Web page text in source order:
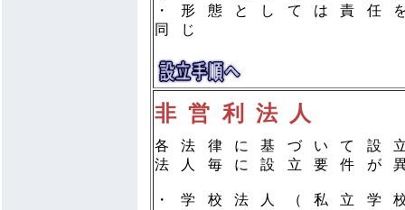
・形態としては責任
同じ
非営利法人
各法律に基づいて設
法人毎に設立要件が
・学校法人（私立学